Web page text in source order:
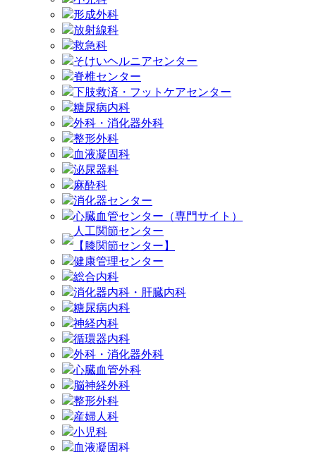
形成外科
放射線科
救急科
そけいヘルニアセンター
脊椎センター
下肢救済・フットケアセンター
糖尿病内科
外科・消化器外科
整形外科
血液凝固科
泌尿器科
麻酔科
消化器センター
心臓血管センター（専門サイト）
人工関節センター
【膝関節センター】
健康管理センター
総合内科
消化器内科・肝臓内科
糖尿病内科
神経内科
循環器内科
外科・消化器外科
心臓血管外科
脳神経外科
整形外科
産婦人科
小児科
血液凝固科